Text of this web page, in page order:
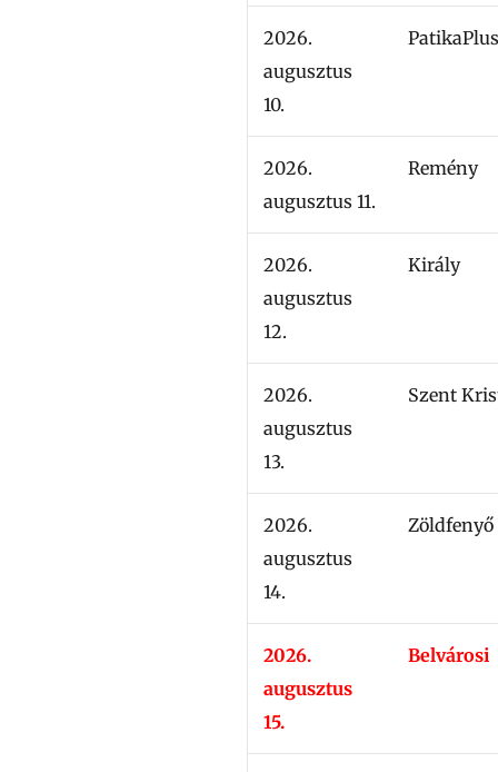
2026.
augusztus
10.
PatikaPlus
2026.
augusztus 11.
Remény
2026.
augusztus
12.
Király
2026.
augusztus
13.
Szent
2026.
augusztus
14.
Zöldfenyő
2026.
augusztus
15.
Belvárosi